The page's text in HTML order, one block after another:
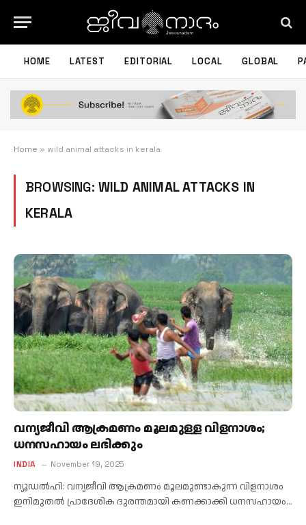
HOME LATEST EDITORIAL LOCAL GLOBAL
Home » wild animal attacks in kerala
BROWSING: WILD ANIMAL ATTACKS IN
KERALA
വന്യജീവി ആക്രമണം മൂലമുള്ള വിളനാശം;
ധനസഹായം ലഭിക്കും
INDIA November 19, 2025
ന്യൂഡല്‍ഹി: വന്യജീവി ആക്രമണം മൂലമുണ്ടാകുന്ന വിളനാശം
ഇനിമുതല്‍ പ്രാദേശിക ദുരന്തമായി കണക്കാക്കി ധനസഹായം…